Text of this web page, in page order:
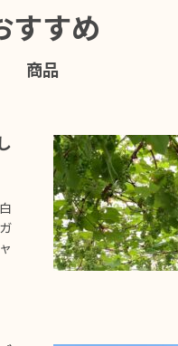
すすめ
商品